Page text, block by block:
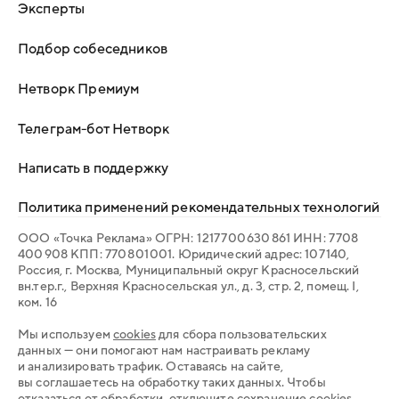
Эксперты
Подбор собеседников
Нетворк Премиум
Телеграм-бот Нетворк
Написать в поддержку
Политика применений рекомендательных технологий
ООО «Точка Реклама» ОГРН: 1 217 700 630 861 ИНН: 7 708
400 908 КПП: 770 801 001. Юридический адрес: 107 140,
Россия, г. Москва, Муниципальный округ Красносельский
вн.тер.г., Верхняя Красносельская ул., д. 3, стр. 2, помещ. I,
ком. 16
Мы используем cookiesдля сбора пользовательских
данных — они помогают нам настраивать рекламу
и анализировать трафик. Оставаясь на сайте,
вы соглашаетесь на обработку таких данных. Чтобы